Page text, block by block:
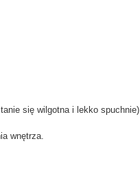
się wilgotna i lekko spuchnie)
wnętrza.